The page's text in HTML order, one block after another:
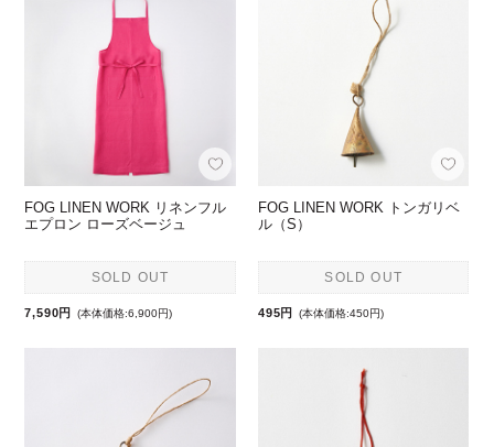
FOG LINEN WORK リネンフル
エプロン ローズベージュ
SOLD OUT
7,590円 (本体価格:6,900円)
FOG LINEN WORK トンガリベ
ル（S）
SOLD OUT
495円 (本体価格:450円)